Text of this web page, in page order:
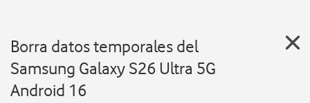
Borra datos temporales del
Samsung Galaxy S26 Ultra 5G
Android 16